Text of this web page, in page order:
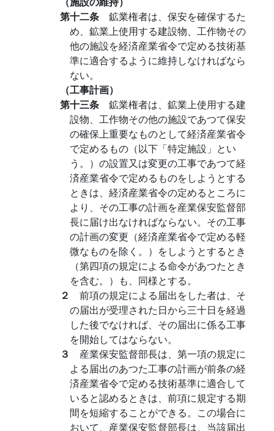
第十二条 鉱業権者は、保安を確保するた
め、鉱業上使用する建設物、工作物その
他の施設を経済産業省令で定める技術基
準に適合するように維持しなければなら
ない。
（工事計画）
第十三条 鉱業権者は、鉱業上使用する建
設物、工作物その他の施設であつて保安
の確保上重要なものとして経済産業省令
で定めるもの（以下「特定施設」とい
う。）の設置又は変更の工事であつて経
済産業省令で定めるものをしようとする
ときは、経済産業省令の定めるところに
より、その工事の計画を産業保安監督部
長に届け出なければならない。その工事
の計画の変更（経済産業省令で定める軽
微なものを除く。）をしようとするとき
（第四項の規定による命令があつたとき
を含む。）も、同様とする。
２ 前項の規定による届出をした者は、そ
の届出が受理された日から三十日を経過
した後でなければ、その届出に係る工事
を開始してはならない。
３ 産業保安監督部長は、第一項の規定に
よる届出のあつた工事の計画が前条の経
済産業省令で定める技術基準に適合して
いると認めるときは、前項に規定する期
間を短縮することができる。この場合に
おいて、産業保安監督部長は、当該届出